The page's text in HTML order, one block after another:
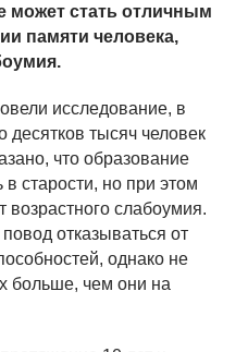
может стать отличным
памяти человека,
исследование, в
десятков тысяч человек
что образование
старости, но при этом
возрастного слабоумия.
отказываться от
однако не
больше, чем они на